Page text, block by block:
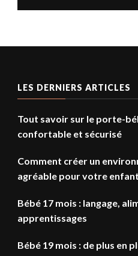
LES DERNIERS ARTICLES
Tout savoir sur le porte-
confortable et sécurisé
Comment créer un
agréable pour votre
Bébé 17 mois : langage,
apprentissages
Bébé 19 mois : de plus en